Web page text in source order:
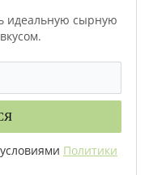
идеальную сырную
Политики